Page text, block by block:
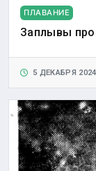
ПЛАВАНИЕ
Заплывы
5 ДЕКАБРЯ 2024